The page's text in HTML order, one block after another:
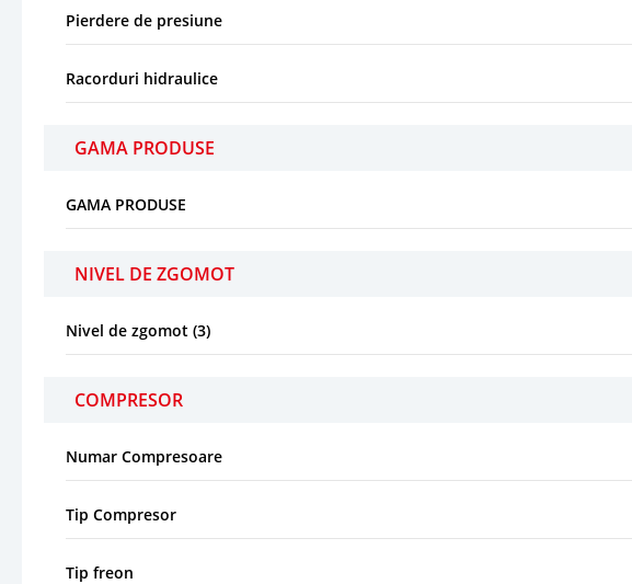
Pierdere de presiune
Racorduri hidraulice
GAMA PRODUSE
GAMA PRODUSE
NIVEL DE ZGOMOT
Nivel de zgomot (3)
COMPRESOR
Numar Compresoare
Tip Compresor
Tip freon